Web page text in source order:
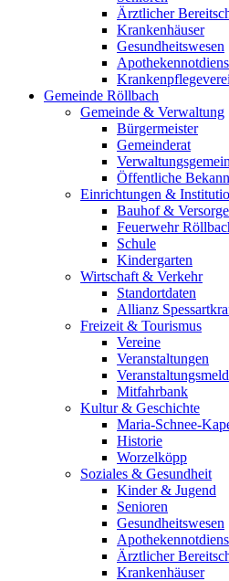
Ärztlicher
Krankenhäuser
Gesundheitswesen
Gemeinde Röllbach
Gemeinde & Verwaltung
Bürgermeister
Gemeinderat
Öffentliche
Einrichtungen &
Bauhof &
Feuerwehr
Schule
Kindergarten
Wirtschaft & Verkehr
Standortdaten
Allianz
Freizeit & Tourismus
Vereine
Veranstaltungen
Mitfahrbank
Kultur & Geschichte
Maria-Schnee-
Historie
Worzelköpp
Soziales & Gesundheit
Kinder & Jugend
Senioren
Gesundheitswesen
Ärztlicher
Krankenhäuser